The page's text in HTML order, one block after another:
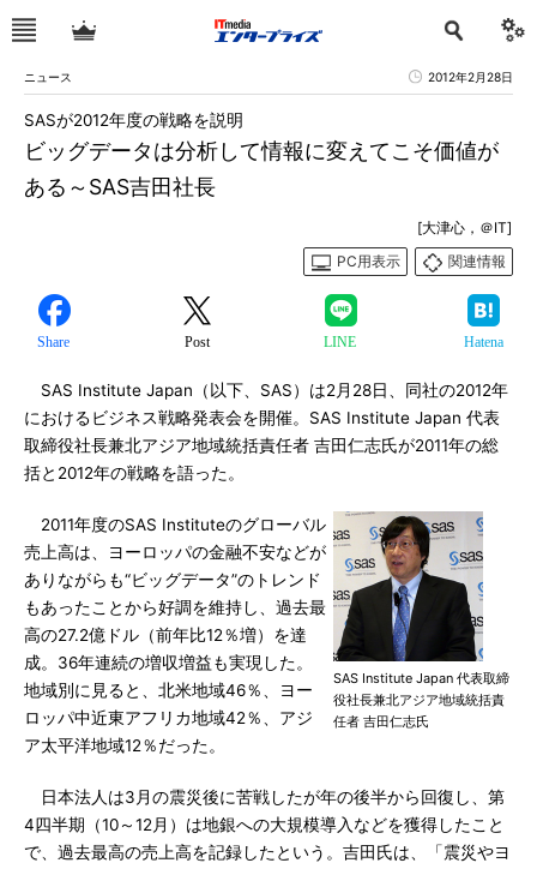
ニュース 2012年2月28日
ビッグデータは分析して情報に変えてこそ価値が
ある～SAS吉田社長
SASが2012年度の戦略を説明
[大津心，＠IT]
PC用表示
関連情報
Share Post LINE Hatena
SAS Institute Japan（以下、SAS）は2月28日、同社の2012年
におけるビジネス戦略発表会を開催。SAS Institute Japan 代表
取締役社長兼北アジア地域統括責任者 吉田仁志氏が2011年の総
括と2012年の戦略を語った。
SAS Institute Japan 代表取締
役社長兼北アジア地域統括責
任者 吉田仁志氏
2011年度のSAS Instituteのグローバル
売上高は、ヨーロッパの金融不安などが
ありながらも“ビッグデータ”のトレンド
もあったことから好調を維持し、過去最
高の27.2億ドル（前年比12％増）を達
成。36年連続の増収増益も実現した。
地域別に見ると、北米地域46％、ヨー
ロッパ中近東アフリカ地域42％、アジ
ア太平洋地域12％だった。
日本法人は3月の震災後に苦戦したが年の後半から回復し、第
4四半期（10～12月）は地銀への大規模導入などを獲得したこと
で、過去最高の売上高を記録したという。吉田氏は、「震災やヨ